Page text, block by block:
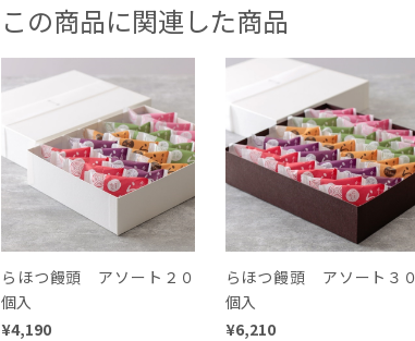
この商品に関連した商品
らほつ饅頭 アソート２０
個入
¥4,190
らほつ饅頭 アソート３０
個入
¥6,210